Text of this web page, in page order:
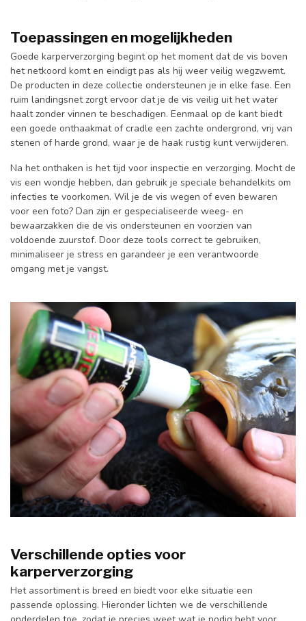
Toepassingen en mogelijkheden
Goede karperverzorging begint op het moment dat de vis boven
het netkoord komt en eindigt pas als hij weer veilig wegzwemt.
De producten in deze collectie ondersteunen je in elke fase. Een
ruim landingsnet zorgt ervoor dat je de vis veilig uit het water
haalt zonder vinnen te beschadigen. Eenmaal op de kant biedt
een goede onthaakmat of cradle een zachte ondergrond, vrij van
stenen of harde grond, waar je de haak rustig kunt verwijderen.
Na het onthaken is het tijd voor inspectie en verzorging. Mocht de
vis een wondje hebben, dan gebruik je speciale behandelkits om
infecties te voorkomen. Wil je de vis wegen of even bewaren
voor een foto? Dan zijn er gespecialiseerde weeg- en
bewaarzakken die de vis ondersteunen en voorzien van
voldoende zuurstof. Door deze tools correct te gebruiken,
minimaliseer je stress en garandeer je een verantwoorde
omgang met je vangst.
Verschillende opties voor
karperverzorging
Het assortiment is breed en biedt voor elke situatie een
passende oplossing. Hieronder lichten we de verschillende